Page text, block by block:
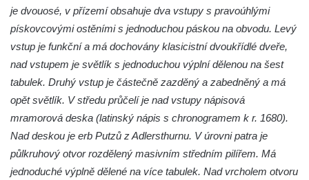
je dvouosé, v přízemí obsahuje dva vstupy s pravoúhlými
pískovcovými ostěními s jednoduchou páskou na obvodu. Levý
vstup je funkční a má dochovány klasicistní dvoukřídlé dveře,
nad vstupem je světlík s jednoduchou výplní dělenou na šest
tabulek. Druhý vstup je částečně zazděný a zabedněný a má
opět světlík. V středu průčelí je nad vstupy nápisová
mramorová deska (latinský nápis s chronogramem k r. 1680).
Nad deskou je erb Putzů z Adlersthurnu. V úrovni patra je
půlkruhový otvor rozdělený masivním středním pilířem. Má
jednoduché výplně dělené na více tabulek. Nad vrcholem otvoru